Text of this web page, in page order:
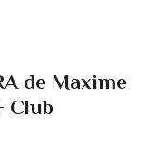
de Maxime
Club